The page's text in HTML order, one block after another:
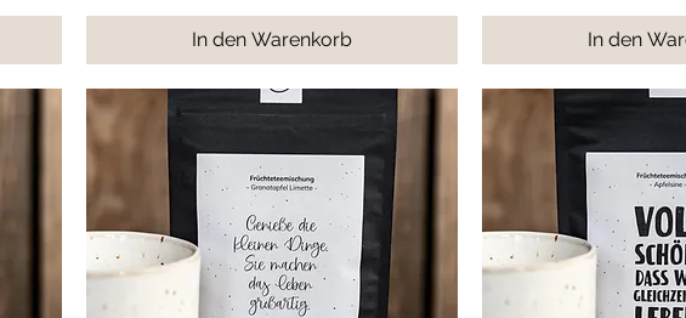
In den Warenkorb In den